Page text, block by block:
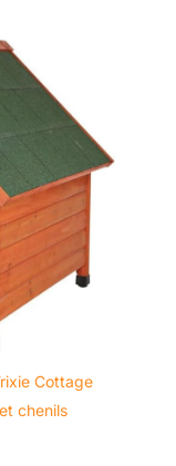
Cottage
chenils